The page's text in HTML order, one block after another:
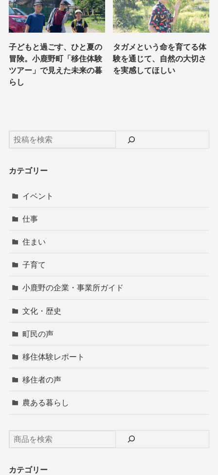
子どもと過ごす、ひと夏の
冒険。小鹿野町「移住体験
ツアー」で見えた未来の暮
らし
タガメという命を育てる体
験を通じて、自然の大切さ
を実感してほしい
カテゴリー
イベント
仕事
住まい
子育て
小鹿野の企業・事業所ガイド
文化・歴史
町民の声
移住体験レポート
移住者の声
農ある暮らし
カテゴリー